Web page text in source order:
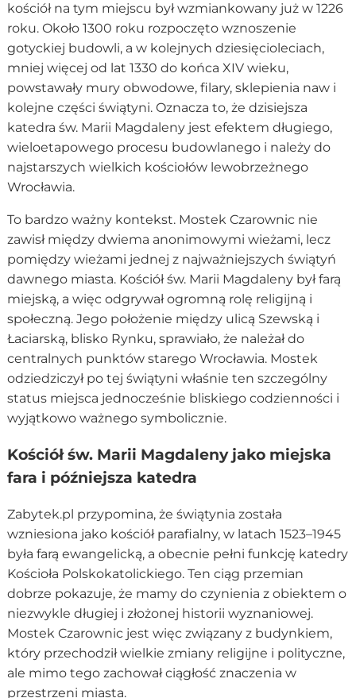
kościół na tym miejscu był wzmiankowany już w 1226
roku. Około 1300 roku rozpoczęto wznoszenie
gotyckiej budowli, a w kolejnych dziesięcioleciach,
mniej więcej od lat 1330 do końca XIV wieku,
powstawały mury obwodowe, filary, sklepienia naw i
kolejne części świątyni. Oznacza to, że dzisiejsza
katedra św. Marii Magdaleny jest efektem długiego,
wieloetapowego procesu budowlanego i należy do
najstarszych wielkich kościołów lewobrzeżnego
Wrocławia.
To bardzo ważny kontekst. Mostek Czarownic nie
zawisł między dwiema anonimowymi wieżami, lecz
pomiędzy wieżami jednej z najważniejszych świątyń
dawnego miasta. Kościół św. Marii Magdaleny był farą
miejską, a więc odgrywał ogromną rolę religijną i
społeczną. Jego położenie między ulicą Szewską i
Łaciarską, blisko Rynku, sprawiało, że należał do
centralnych punktów starego Wrocławia. Mostek
odziedziczył po tej świątyni właśnie ten szczególny
status miejsca jednocześnie bliskiego codzienności i
wyjątkowo ważnego symbolicznie.
Kościół św. Marii Magdaleny jako miejska
fara i późniejsza katedra
Zabytek.pl przypomina, że świątynia została
wzniesiona jako kościół parafialny, w latach 1523–1945
była farą ewangelicką, a obecnie pełni funkcję katedry
Kościoła Polskokatolickiego. Ten ciąg przemian
dobrze pokazuje, że mamy do czynienia z obiektem o
niezwykle długiej i złożonej historii wyznaniowej.
Mostek Czarownic jest więc związany z budynkiem,
który przechodził wielkie zmiany religijne i polityczne,
ale mimo tego zachował ciągłość znaczenia w
przestrzeni miasta.